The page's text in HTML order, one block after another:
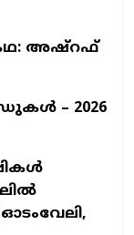
അഷ്‌റഫ്
– 2026